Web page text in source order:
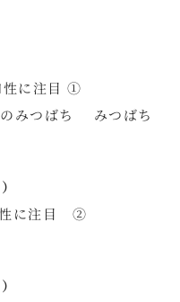
）
性に注目 ①
みつばち みつばち
）
性に注目 ②
）